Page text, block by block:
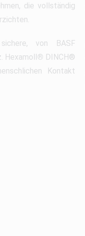
die vollständig
von BASF
Hexamoll® DINCH®
Kontakt